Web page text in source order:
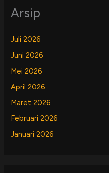
Arsip
Juli 2026
Juni 2026
Mei 2026
April 2026
Maret 2026
Februari 2026
Januari 2026